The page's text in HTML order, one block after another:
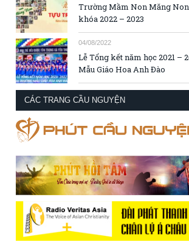
Trường Mầm Non Măng
khóa 2022 – 2023
04/08/2022
Lễ Tổng kết năm học 2021 –
Mẫu Giáo Hoa Anh Đào
CÁC TRANG CẦU NGUYỆN